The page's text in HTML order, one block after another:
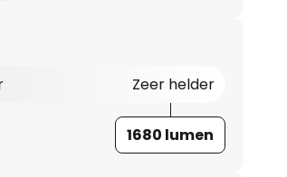
Zeer helder
1680 lumen